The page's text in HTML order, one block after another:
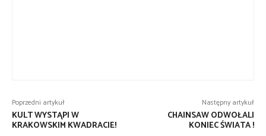
Poprzedni artykuł
KULT WYSTĄPI W
KRAKOWSKIM KWADRACIE!
Następny artykuł
CHAINSAW ODWOŁALI
KONIEC ŚWIATA !